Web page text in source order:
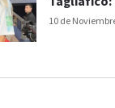
10 de
vivían en